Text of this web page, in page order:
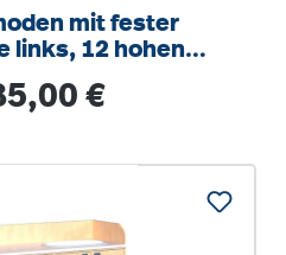
mit fester
links, 12 hohen
Preis:€